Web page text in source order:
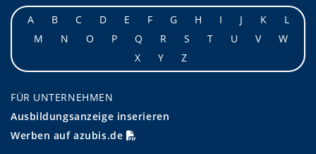
A
B C D E F G H I J K
L
M
N O P Q R S T U V
W
X
Y Z
FÜR UNTERNEHMEN
Ausbildungsanzeige inserieren
Werben auf azubis.de